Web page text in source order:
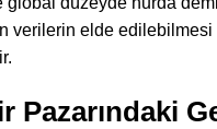
verilerin elde
Pazarındaki